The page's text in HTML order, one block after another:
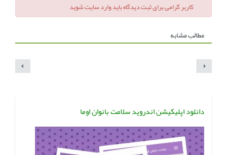
کاربر گرامی برای ثبت دیدگاه باید وارد سایت شوید
مطالب مشابه
دانلود اپلیکیشن اندروید سلامت بانوان اوما